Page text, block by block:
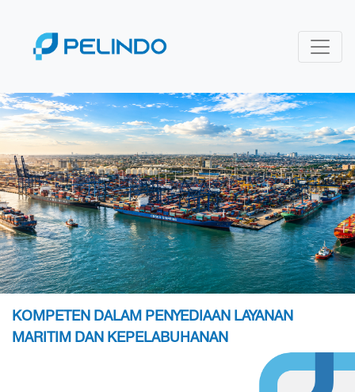
KOMPETEN DALAM PENYEDIAAN LAYANAN
MARITIM DAN KEPELABUHANAN